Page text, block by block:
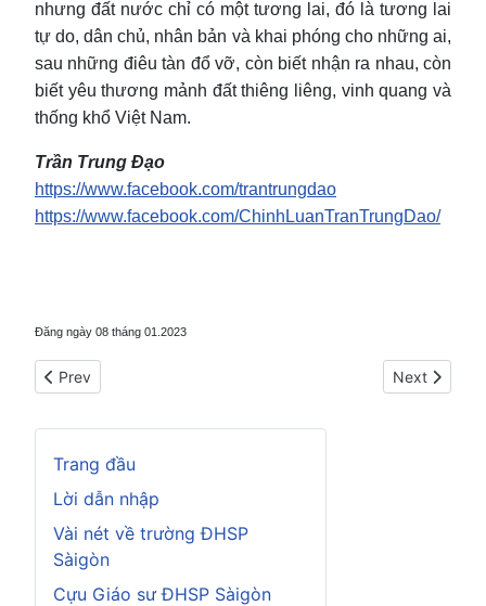
Trang đầu
Lời dẫn nhập
Vài nét về trường ĐHSP
Sàigòn
Cựu Giáo sư ĐHSP Sàigòn
nhưng đất nước chỉ có một tương lai, đó là tương lai
tự do, dân chủ, nhân bản và khai phóng cho những ai,
sau những điêu tàn đổ vỡ, còn biết nhận ra nhau, còn
biết yêu thương mảnh đất thiêng liêng, vinh quang và
thống khổ Việt Nam.
Trần Trung Đạo
https://www.facebook.com/trantrungdao
https://www.facebook.com/ChinhLuanTranTrungDao/
Đăng ngày 08 tháng 01.2023
Previous article: Bối cảnh Việt Nam qua phim The Shawshank
Prev Next article:
Next